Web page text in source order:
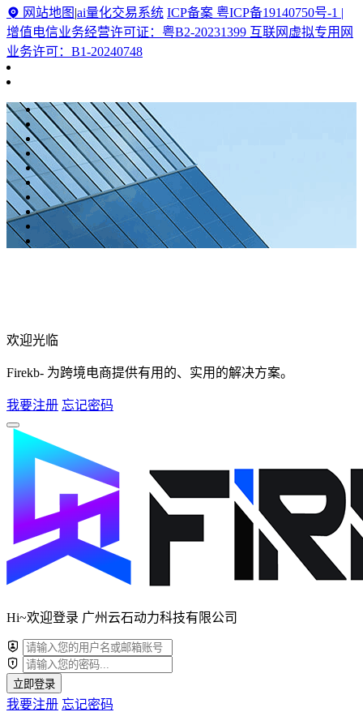
网站地图 |ai量化交易系统 ICP备案 粤ICP备19140750号-1 |
增值电信业务经营许可证：粤B2-20231399 互联网虚拟专用网
业务许可：B1-20240748
欢迎光临
Firekb- 为跨境电商提供有用的、实用的解决方案。
我要注册 忘记密码
Hi~欢迎登录 广州云石动力科技有限公司
立即登录
我要注册 忘记密码